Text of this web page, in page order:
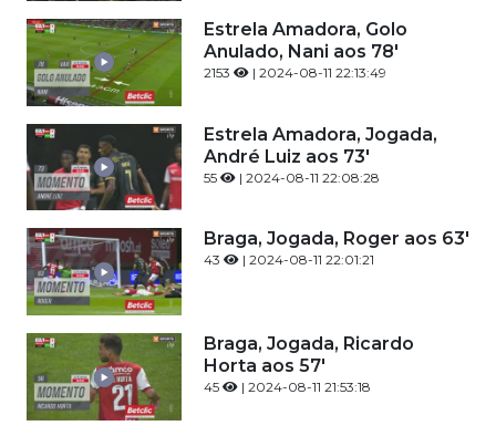
Estrela Amadora, Golo
Anulado, Nani aos 78'
2153 | 2024-08-11 22:13:49
Estrela Amadora, Jogada,
André Luiz aos 73'
55 | 2024-08-11 22:08:28
Braga, Jogada, Roger aos 63'
43 | 2024-08-11 22:01:21
Braga, Jogada, Ricardo
Horta aos 57'
45 | 2024-08-11 21:53:18